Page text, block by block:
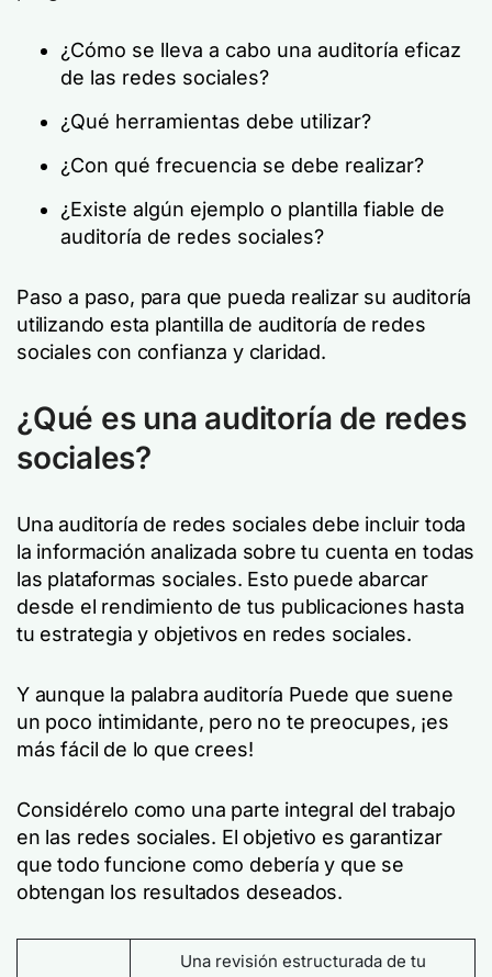
¿Cómo se lleva a cabo una auditoría eficaz
de las redes sociales?
¿Qué herramientas debe utilizar?
¿Con qué frecuencia se debe realizar?
¿Existe algún ejemplo o plantilla fiable de
auditoría de redes sociales?
Paso a paso, para que pueda realizar su auditoría
utilizando esta plantilla de auditoría de redes
sociales con confianza y claridad.
¿Qué es una auditoría de redes
sociales?
Una auditoría de redes sociales debe incluir toda
la información analizada sobre tu cuenta en todas
las plataformas sociales. Esto puede abarcar
desde el rendimiento de tus publicaciones hasta
tu estrategia y objetivos en redes sociales.
Y aunque la palabraauditoría Puede que suene
un poco intimidante, pero no te preocupes, ¡es
más fácil de lo que crees!
Considérelo como una parte integral del trabajo
en las redes sociales. El objetivo es garantizar
que todo funcione como debería y que se
obtengan los resultados deseados.
Una revisión estructurada de tu